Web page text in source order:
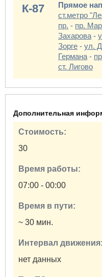
К-87
Прямое
ст.метро
пр. - пр.
Захарова -
Зорге - ул.
Германа -
ст. Лигово
Дополнительная
Стоимость:
30
Время работы:
07:00 - 00:00
Время в пути:
~ 30 мин.
Интервал движения:
нет данных